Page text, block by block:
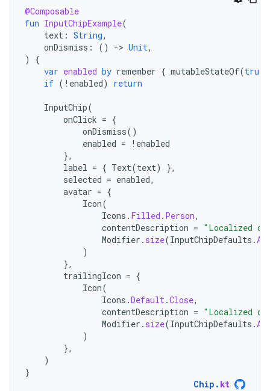
@Composable
fun InputChipExample(
text : String,
onDismiss : () -> Unit,
)
{
var enabled by remember { mutableStateOf(true
if ( ! enabled) return
InputChip(
onClick = {
onDismiss()
enabled = ! enabled
},
label = { Text(text)
},
selected = enabled,
avatar = {
Icon(
Icons . Filled . Person,
contentDescription = "Localized
Modifier . size(InputChipDefaults .
)
},
trailingIcon = {
Icon(
Icons .Default.Close,
contentDescription = "Localized
Modifier . size(InputChipDefaults .
)
},
)
}
Chip . kt